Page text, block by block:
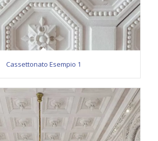
Cassettonato Esempio 1